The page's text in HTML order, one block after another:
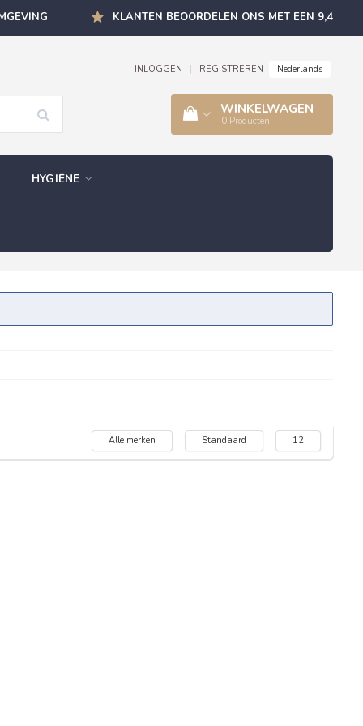
KLANTEN BEOORDELEN ONS MET EEN 9,4
INLOGGEN REGISTREREN Nederlands
WINKELWAGEN
0 Producten
HYGIËNE
Alle merken Standaard 12